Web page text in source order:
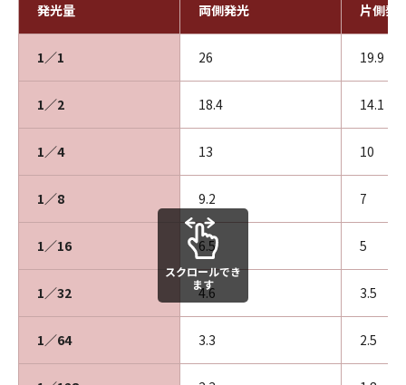
発光量 両側発光 片側発
1／1 26 19.9
1／2 18.4 14.1
1／4 13 10
1／8 9.2 7
1／16 6.5 5
1／32 4.6 3.5
1／64 3.3 2.5
スクロールでき
ます